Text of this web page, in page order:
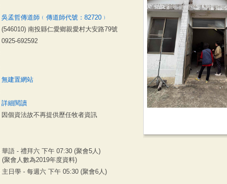
吳孟哲傳道師﹙傳道師代號：82720﹚
(546010) 南投縣仁愛鄉親愛村大安路79號
0925-692592
無建置網站
詳細閱讀
因個資法故不再提供歷任牧者資訊
華語 - 禮拜六 下午 07:30 (聚會5人)
(聚會人數為2019年度資料)
主日學 - 每週六 下午 05:30 (聚會6人)